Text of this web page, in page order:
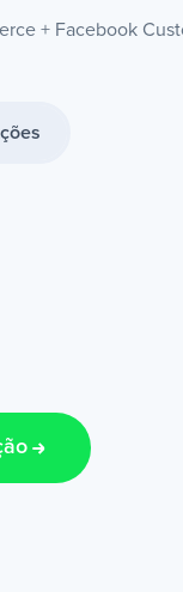
+ Facebook